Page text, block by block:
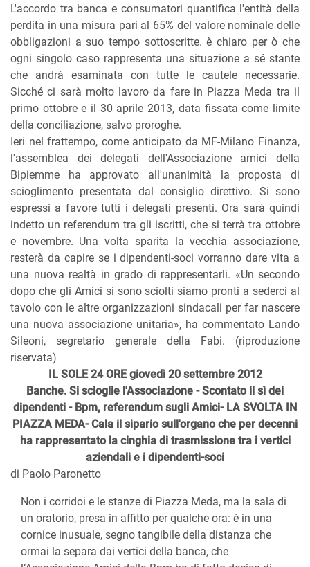
L'accordo tra banca e consumatori quantifica l'entità della
perdita in una misura pari al 65% del valore nominale delle
obbligazioni a suo tempo sottoscritte. è chiaro per ò che
ogni singolo caso rappresenta una situazione a sé stante
che andrà esaminata con tutte le cautele necessarie.
Sicché ci sarà molto lavoro da fare in Piazza Meda tra il
primo ottobre e il 30 aprile 2013, data fissata come limite
della conciliazione, salvo proroghe.
Ieri nel frattempo, come anticipato da MF-Milano Finanza,
l'assemblea dei delegati dell'Associazione amici della
Bipiemme ha approvato all'unanimità la proposta di
scioglimento presentata dal consiglio direttivo. Si sono
espressi a favore tutti i delegati presenti. Ora sarà quindi
indetto un referendum tra gli iscritti, che si terrà tra ottobre
e novembre. Una volta sparita la vecchia associazione,
resterà da capire se i dipendenti-soci vorranno dare vita a
una nuova realtà in grado di rappresentarli. «Un secondo
dopo che gli Amici si sono sciolti siamo pronti a sederci al
tavolo con le altre organizzazioni sindacali per far nascere
una nuova associazione unitaria», ha commentato Lando
Sileoni, segretario generale della Fabi. (riproduzione
riservata)
IL SOLE 24 ORE giovedì 20 settembre 2012
Banche. Si scioglie l'Associazione - Scontato il sì dei
dipendenti - Bpm, referendum sugli Amici- LA SVOLTA IN
PIAZZA MEDA- Cala il sipario sull'organo che per decenni
ha rappresentato la cinghia di trasmissione tra i vertici
aziendali e i dipendenti-soci
di Paolo Paronetto
Non i corridoi e le stanze di Piazza Meda, ma la sala di
un oratorio, presa in affitto per qualche ora: è in una
cornice inusuale, segno tangibile della distanza che
ormai la separa dai vertici della banca, che